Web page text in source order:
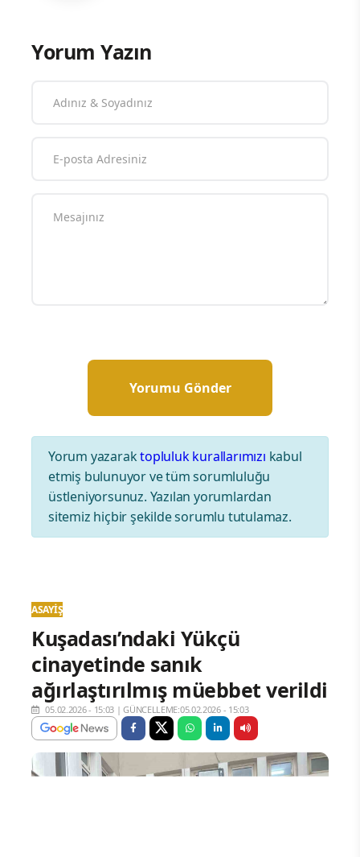
Yorum Yazın
Yorum yazaraktopluluk kurallarımızı kabul
etmiş bulunuyor ve tüm sorumluluğu
üstleniyorsunuz. Yazılan yorumlardan
sitemiz hiçbir şekilde sorumlu tutulamaz.
ASAYIŞ
Kuşadası’ndaki Yükçü
cinayetinde sanık
ağırlaştırılmış müebbet verildi
05.02.2026 - 15:03 |GÜNCELLEME:05.02.2026 - 15:03